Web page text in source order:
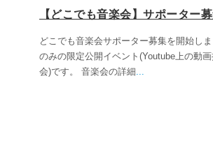
【どこでも音楽会】サポーター
どこでも音楽会サポーター募集を開始し
のみの限定公開イベント(Youtube上の動
会)です。 音楽会の詳細...